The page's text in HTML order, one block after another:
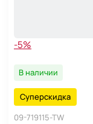
-5%
В наличии
Суперскидка
09-719115-TW